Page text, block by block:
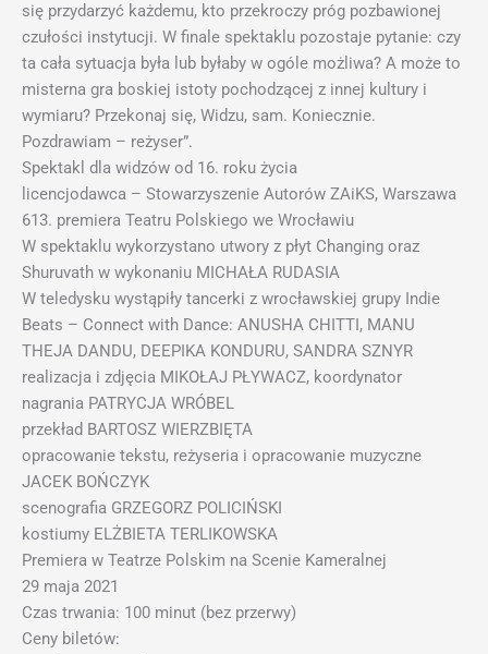
się przydarzyć każdemu, kto przekroczy próg pozbawionej
czułości instytucji. W finale spektaklu pozostaje pytanie: czy
ta cała sytuacja była lub byłaby w ogóle możliwa? A może to
misterna gra boskiej istoty pochodzącej z innej kultury i
wymiaru? Przekonaj się, Widzu, sam. Koniecznie.
Pozdrawiam – reżyser”.
Spektakl dla widzów od 16. roku życia
licencjodawca – Stowarzyszenie Autorów ZAiKS, Warszawa
613. premiera Teatru Polskiego we Wrocławiu
W spektaklu wykorzystano utwory z płyt Changing oraz
Shuruvath w wykonaniu MICHAŁA RUDASIA
W teledysku wystąpiły tancerki z wrocławskiej grupy Indie
Beats – Connect with Dance: ANUSHA CHITTI, MANU
THEJA DANDU, DEEPIKA KONDURU, SANDRA SZNYR
realizacja i zdjęcia MIKOŁAJ PŁYWACZ, koordynator
nagrania PATRYCJA WRÓBEL
przekład BARTOSZ WIERZBIĘTA
opracowanie tekstu, reżyseria i opracowanie muzyczne
JACEK BOŃCZYK
scenografia GRZEGORZ POLICIŃSKI
kostiumy ELŻBIETA TERLIKOWSKA
Premiera w Teatrze Polskim na Scenie Kameralnej
29 maja 2021
Czas trwania: 100 minut (bez przerwy)
Ceny biletów: